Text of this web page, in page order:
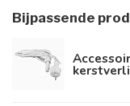
Bijpassende